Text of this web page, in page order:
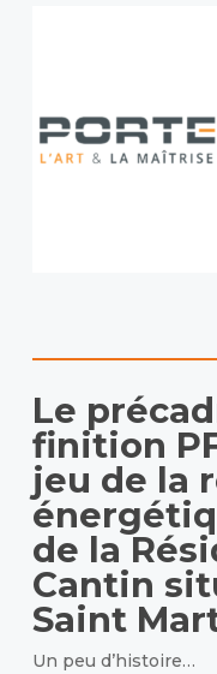
Le
finition
jeu de la
de la
Cantin
Saint
Un peu d’histoire…